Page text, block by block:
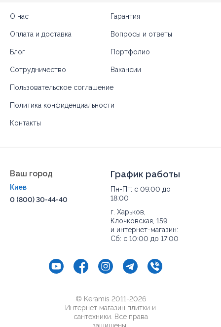
О нас Гарантия
Оплата и доставка Вопросы и ответы
Блог Портфолио
Сотрудничество Вакансии
Пользовательское соглашение
Политика конфиденциальности
Контакты
Ваш город
Киев
0 (800) 30-44-40
График работы
Пн-Пт: с 09:00 до
18:00
г. Харьков,
Клочковская, 159
и интернет-магазин:
Сб: с 10:00 до 17:00
© Keramis 2011-2026
Интернет магазин плитки и
сантехники. Все права
защищены..